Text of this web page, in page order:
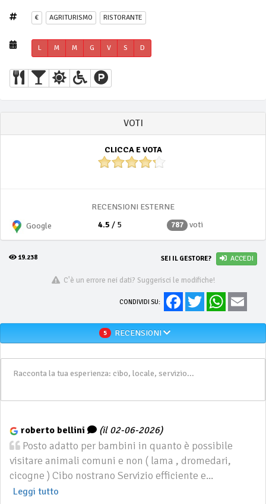
€ AGRITURISMO RISTORANTE
L M M G V S D
VOTI
CLICCA E VOTA
RECENSIONI ESTERNE
Google
4.5 / 5 787 voti
19.238 SEI IL GESTORE? ACCEDI
C'è un errore nei dati? Suggerisci le modifiche!
CONDIVIDI SU:
FacebookTwitter WhatsApp
5 RECENSIONI
roberto bellini (il 02-06-2026)
Posto adatto per bambini in quanto è possibile
visitare animali comuni e non ( lama , dromedari,
cicogne ) Cibo nostrano Servizio efficiente e...
Leggi tutto